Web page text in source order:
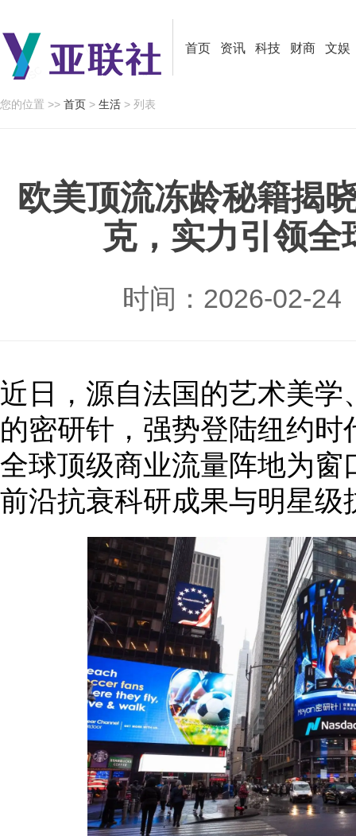
首页 资讯 科技 财商 文娱
您的位置 >> 首页 > 生活 > 列表
欧美顶流冻龄秘籍揭
克，实力引领全
时间：2026-02-
近日，源自法国的艺术美
的密研针，强势登陆纽约
全球顶级商业流量阵地为
前沿抗衰科研成果与明星级